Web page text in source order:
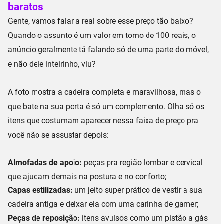
baratos
Gente, vamos falar a real sobre esse preço tão baixo?
Quando o assunto é um valor em torno de 100 reais, o
anúncio geralmente tá falando só de uma parte do móvel,
e não dele inteirinho, viu?
A foto mostra a cadeira completa e maravilhosa, mas o
que bate na sua porta é só um complemento. Olha só os
itens que costumam aparecer nessa faixa de preço pra
você não se assustar depois:
Almofadas de apoio: peças pra região lombar e cervical
que ajudam demais na postura e no conforto;
Capas estilizadas: um jeito super prático de vestir a sua
cadeira antiga e deixar ela com uma carinha de gamer;
Peças de reposição: itens avulsos como um pistão a gás